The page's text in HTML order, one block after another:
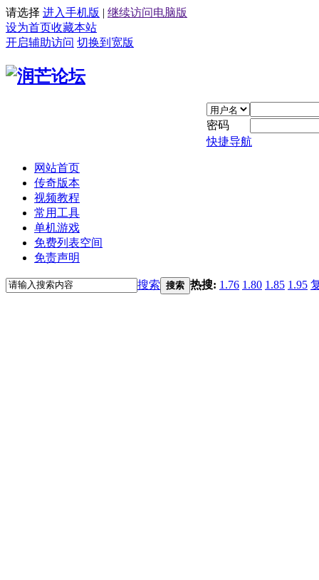
请选择 进入手机版 | 继续访问电脑版
设为首页收藏本站
开启辅助访问 切换到宽版
密码
快捷导航
网站首页
传奇版本
视频教程
常用工具
单机游戏
免费列表空间
免责声明
搜索 搜索 热搜: 1.76 1.80 1.85 1.95